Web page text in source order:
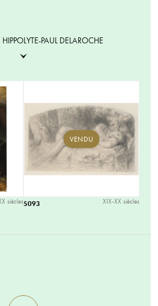
PAUL DELAROCHE
siècles
VENDU
5093 XIX-XX siècles